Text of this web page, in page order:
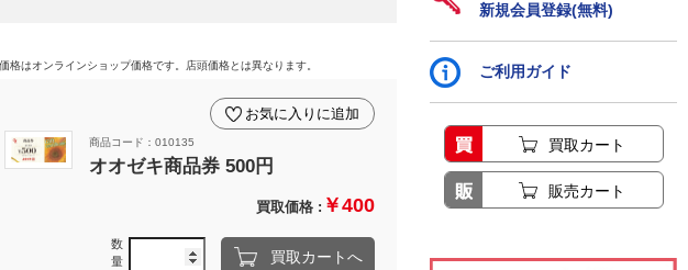
格はオンラインショップ価格です。店頭価格とは異なります。
商品コード：010135
オオゼキ商品券 500円
お気に入りに追加
買取価格 : ￥400
数
量
買取カートへ
新規会員登録(無料)
ご利用ガイド
買取カート
販売カート